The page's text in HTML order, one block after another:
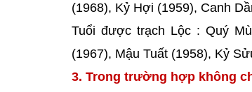
(1968), Kỷ Hợi (1959), Canh
Tuổi được trạch Lộc : Quý
(1967), Mậu Tuất (1958), Kỷ
3. Trong trường hợp không